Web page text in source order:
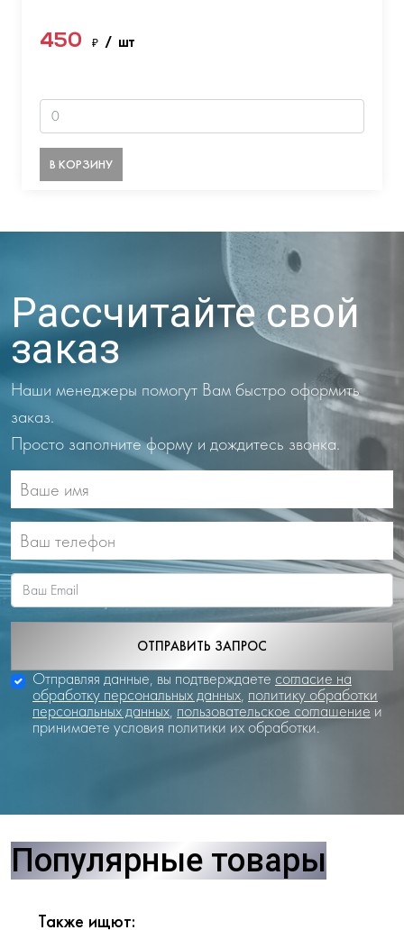
450 ₽ / шт
В КОРЗИНУ
Рассчитайте свой
заказ
Наши менеджеры помогут Вам быстро оформить
заказ.
Просто заполните форму и дождитесь звонка.
ОТПРАВИТЬ ЗАПРОС
Отправляя данные, вы подтверждаете согласие на
обработку персональных данных политику обработки
персональных данных пользовательское соглашение и
принимаете условия политики их обработки.
Популярные товары
Также ищют: